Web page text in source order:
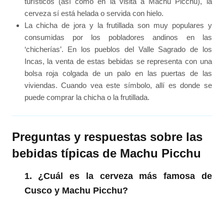
cerveza sí está helada o servida con hielo.
La chicha de jora y la frutillada son muy populares y
consumidas por los pobladores andinos en las
‘chicherías’. En los pueblos del Valle Sagrado de los
Incas, la venta de estas bebidas se representa con una
bolsa roja colgada de un palo en las puertas de las
viviendas. Cuando vea este símbolo, allí es donde se
puede comprar la chicha o la frutillada.
Preguntas y respuestas sobre las
bebidas típicas de Machu Picchu
1. ¿Cuál es la cerveza más famosa de
Cusco y Machu Picchu?